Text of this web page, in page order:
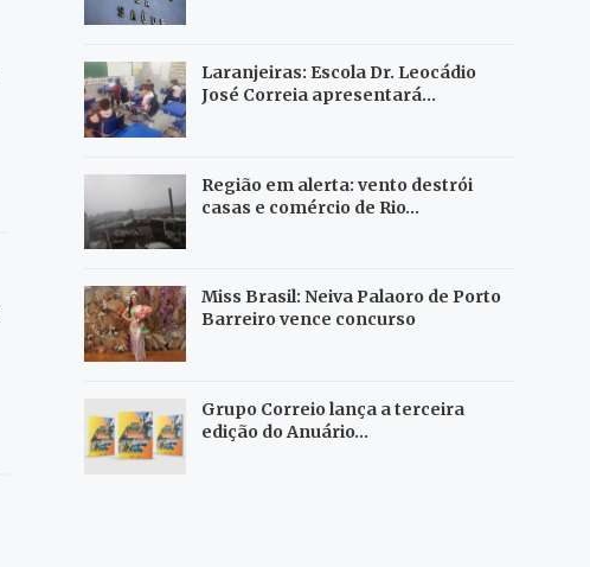
Laranjeiras: Escola Dr. Leocádio
José Correia apresentará…
Região em alerta: vento destrói
casas e comércio de Rio…
Miss Brasil: Neiva Palaoro de Porto
Barreiro vence concurso
Grupo Correio lança a terceira
edição do Anuário…